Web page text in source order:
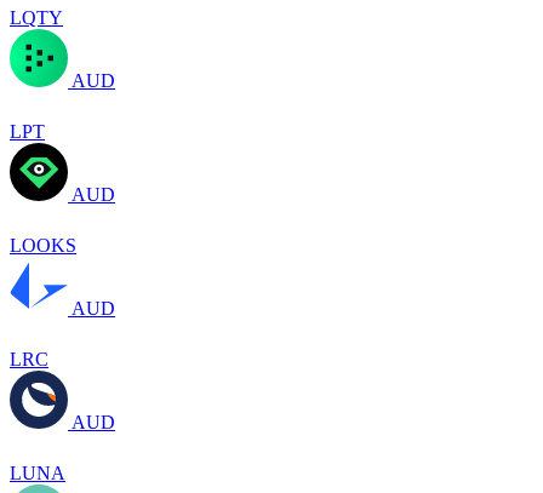
LQTY
AUD
LPT
AUD
LOOKS
AUD
LRC
AUD
LUNA